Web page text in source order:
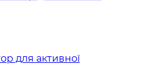
для активної